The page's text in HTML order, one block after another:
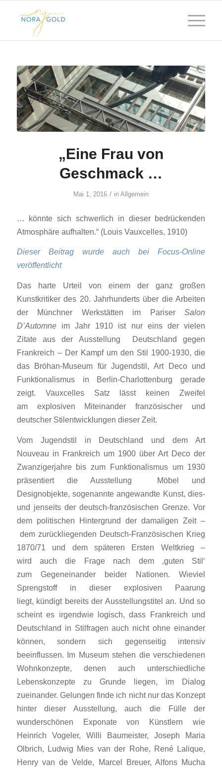
„Eine Frau von
Geschmack …
Mai 1, 2016 / in Allgemein
… könnte sich schwerlich in dieser bedrückenden
Atmosphäre aufhalten.“ (Louis Vauxcelles, 1910)
Dieser Beitrag wurde auch bei Focus-Online
veröffentlicht
Das harte Urteil von einem der ganz großen
Kunstkritiker des 20. Jahrhunderts über die Arbeiten
der Münchner Werkstätten im PariserSalon
D’Automneim Jahr 1910 ist nur eins der vielen
Zitate aus der Ausstellung Deutschland gegen
Frankreich – Der Kampf um den Stil 1900-1930, die
das Bröhan-Museum für Jugendstil, Art Deco und
Funktionalismus in Berlin-Charlottenburg gerade
zeigt. Vauxcelles Satz lässt keinen Zweifel
am explosiven Miteinander französischer und
deutscher Stilentwicklungen dieser Zeit.
Vom Jugendstil in Deutschland und dem Art
Nouveau in Frankreich um 1900 über Art Deco der
Zwanzigerjahre bis zum Funktionalismus um 1930
präsentiert die Ausstellung Möbel und
Designobjekte, sogenannte angewandte Kunst, dies-
und jenseits der deutsch-französischen Grenze. Vor
dem politischen Hintergrund der damaligen Zeit –
dem zurückliegenden Deutsch-Französischen Krieg
1870/71 und dem späteren Ersten Weltkrieg –
wird auch die Frage nach dem ‚guten Stil‘
zum Gegeneinander beider Nationen. Wieviel
Sprengstoff in dieser explosiven Paarung
liegt, kündigt bereits der Ausstellungstitel an. Und so
scheint es irgendwie logisch, dass Frankreich und
Deutschland in Stilfragen auch nicht ohne einander
können, sondern sich gegenseitig intensiv
beeinflussen. Im Museum stehen die verschiedenen
Wohnkonzepte, denen auch unterschiedliche
Lebenskonzepte zu Grunde liegen, im Dialog
zueinander. Gelungen finde ich nicht nur das Konzept
hinter dieser Ausstellung, auch die Fülle der
wunderschönen Exponate von Künstlern wie
Heinrich Vogeler, Willi Baumeister, Joseph Maria
Olbrich, Ludwig Mies van der Rohe, René Lalique,
Henry van de Velde, Marcel Breuer, Alfons Mucha